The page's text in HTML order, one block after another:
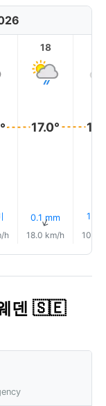
h
18
17.0°
0.1 mm
↑
18.0 km/h
13%
10.0
웨덴 🇸🇪